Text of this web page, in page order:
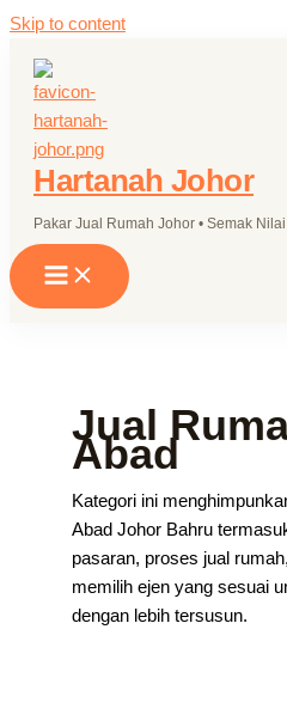
Skip to content
Hartanah Johor
Pakar Jual Rumah Johor • Semak
Jual
Abad
Kategori ini
Abad Johor Bahru
pasaran, proses jual
memilih ejen yang sesuai
dengan lebih tersusun.